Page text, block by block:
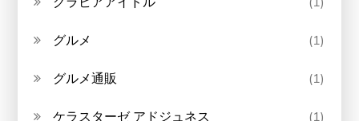
グルメ (1)
グルメ通販 (1)
ケラスターゼ アドジュネス (1)